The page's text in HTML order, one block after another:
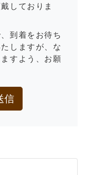
しておりま
到着をお待ち
しますが、な
すよう、お願